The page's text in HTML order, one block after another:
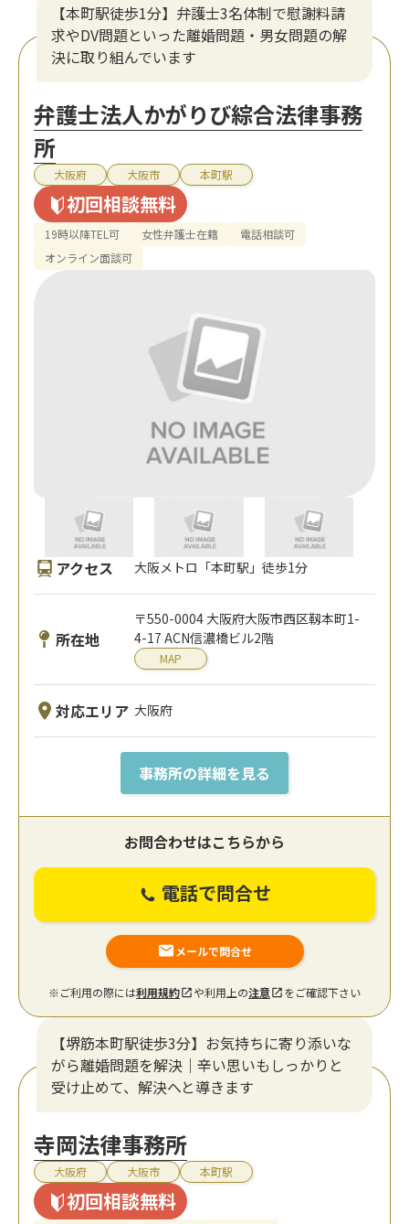
【本町駅徒歩1分】弁護士3名体制で慰謝料請
求やDV問題といった離婚問題・男女問題の解
決に取り組んでいます
弁護士法人かがりび綜合法律事務
所
大阪府 大阪市 本町駅
初回相談無料
19時以降TEL可 女性弁護士在籍
電話相談可
オンライン面談可
アクセス 大阪メトロ「本町駅」徒歩1分
所在地
〒550-0004 大阪府大阪市西区靱本町1-
4-17 ACN信濃橋ビル2階
MAP
対応エリア 大阪府
事務所の詳細を見る
お問合わせはこちらから
電話で問合せ
メールで問合せ
※ご利用の際には利用規約 や利用上の注意 をご確認下さい
【堺筋本町駅徒歩3分】お気持ちに寄り添いな
がら離婚問題を解決｜辛い思いもしっかりと
受け止めて、解決へと導きます
寺岡法律事務所
大阪府 大阪市 本町駅
初回相談無料